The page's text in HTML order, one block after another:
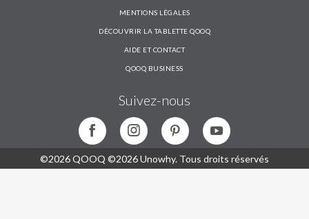
MENTIONS LÉGALES
DÉCOUVRIR LA TABLETTE QOOQ
AIDE ET CONTACT
QOOQ BUSINESS
Suivez-nous
©2026 QOOQ ©2026 Unowhy. Tous droits réservés